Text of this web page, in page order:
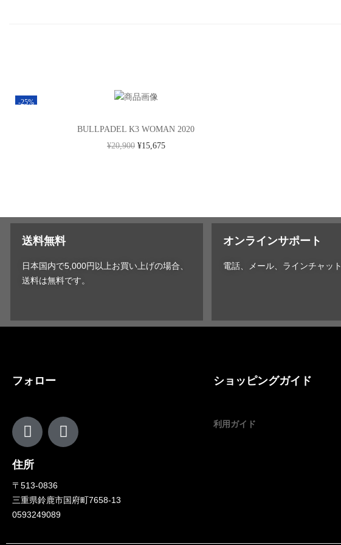
-25%
BULLPADEL K3 WOMAN 2020
¥20,900 ¥15,675
送料無料
日本国内で5,000円以上お買い上げの場合、
送料は無料です。
オンラインサポート
電話、メール、ラインチャット
フォロー
住所
〒513-0836
三重県鈴鹿市国府町7658-13
0593249089
ショッピングガイド
利用ガイド